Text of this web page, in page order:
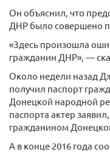
Он объяснил, что
ДНР было совершено
«Здесь произошла
гражданин ДНР», —
Около недели назад
получил паспорт
Донецкой народной
паспорта актер
гражданином
А в конце 2016 года